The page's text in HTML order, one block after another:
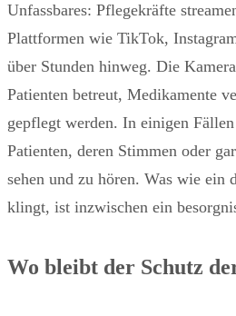
Unfassbares: Pflegekräfte
Plattformen wie TikTok,
über Stunden hinweg. Die
Patienten betreut, Medikamente
gepflegt werden. In einigen
Patienten, deren Stimmen oder
sehen und zu hören. Was wie ein
klingt, ist inzwischen ein
Wo bleibt der Schutz